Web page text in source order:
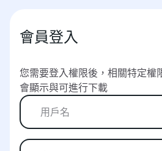
會員登入
您需要登入權限後，相關特定權
會顯示與可進行下載